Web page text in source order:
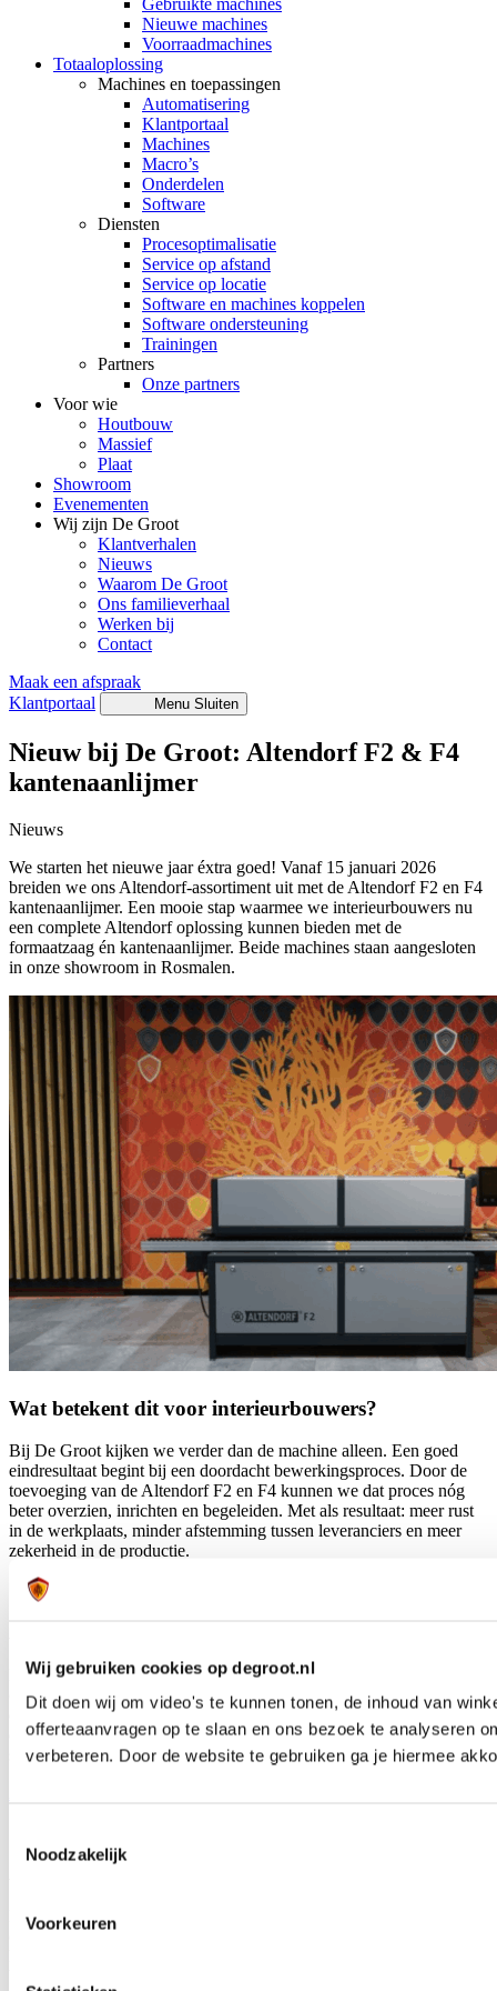
Wij gebruiken cookies op degroot.nl
Dit doen wij om video's te kunnen tonen, de inhoud van
offerteaanvragen op te slaan en ons bezoek te analyseren
verbeteren. Door de website te gebruiken ga je hiermee
Noodzakelijk
Voorkeuren
Gebruikte machines
Nieuwe machines
Voorraadmachines
Totaaloplossing
Machines en toepassingen
Automatisering
Klantportaal
Machines
Macro’s
Onderdelen
Software
Diensten
Procesoptimalisatie
Service op afstand
Service op locatie
Software en machines koppelen
Software ondersteuning
Trainingen
Partners
Onze partners
Voor wie
Houtbouw
Massief
Plaat
Showroom
Evenementen
Wij zijn De Groot
Klantverhalen
Nieuws
Waarom De Groot
Ons familieverhaal
Werken bij
Contact
Maak een afspraak
Klantportaal
Menu Sluiten
Nieuw bij De Groot: Altendorf F2 & F4
kantenaanlijmer
Nieuws
We starten het nieuwe jaar éxtra goed! Vanaf 15 januari 2026
breiden we ons Altendorf-assortiment uit met de Altendorf F2 en F4
kantenaanlijmer. Een mooie stap waarmee we interieurbouwers nu
een complete Altendorf oplossing kunnen bieden met de
formaatzaag én kantenaanlijmer. Beide machines staan aangesloten
in onze showroom in Rosmalen.
Wat betekent dit voor interieurbouwers?
Bij De Groot kijken we verder dan de machine alleen. Een goed
eindresultaat begint bij een doordacht bewerkingsproces. Door de
toevoeging van de Altendorf F2 en F4 kunnen we dat proces nóg
beter overzien, inrichten en begeleiden. Met als resultaat: meer rust
in de werkplaats, minder afstemming tussen leveranciers en meer
zekerheid in de productie.
De Altendorf F2 is compact en overzichtelijk. Door de
overzichtelijke opzet en het intuïtieve werken is de F2 snel inzetbaar
en eenvoudig aan te passen aan wisselende projecten. Dat maakt
deze kantenaanlijmer bijzonder geschikt voor maatwerk en kleine
series, waar betrouwbaarheid essentieel is.
De Altendorf F4 combineert hoge productiviteit met een compact
ontwerp. Met een machinelengte van 4 meter levert deze